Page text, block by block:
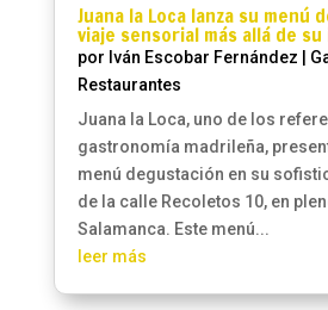
Juana la Loca lanza su menú
viaje sensorial más allá de
por Iván Escobar Fernández
Restaurantes
Juana la Loca, uno de los
gastronomía madrileña,
menú degustación en su
de la calle Recoletos 10, en
Salamanca. Este menú...
leer más